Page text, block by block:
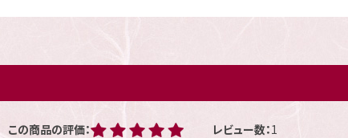
この商品の評価： レビュー数：1